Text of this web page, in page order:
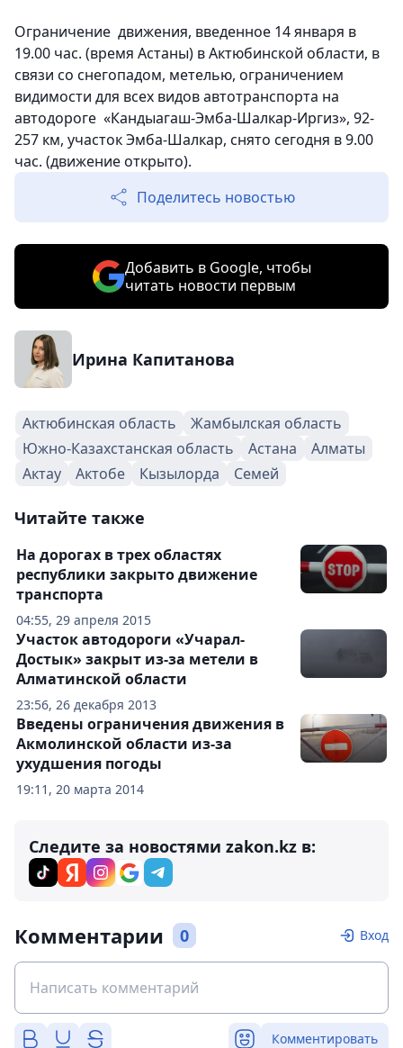
Ограничение движения, введенное 14 января в
19.00 час. (время Астаны) в Актюбинской области, в
связи со снегопадом, метелью, ограничением
видимости для всех видов автотранспорта на
автодороге «Кандыагаш-Эмба-Шалкар-Иргиз», 92-
257 км, участок Эмба-Шалкар, снято сегодня в 9.00
час. (движение открыто).
Поделитесь новостью
Добавить в Google, чтобы
читать новости первым
Ирина Капитанова
Актюбинская область
Жамбылская область
Южно-Казахстанская область
Астана
Алматы
Актау
Актобе Кызылорда Семей
Читайте также
04:55, 29 апреля 2015
На дорогах в трех областях
республики закрыто движение
транспорта
23:56, 26 декабря 2013
Участок автодороги «Учарал-
Достык» закрыт из-за метели в
Алматинской области
19:11, 20 марта 2014
Введены ограничения движения в
Акмолинской области из-за
ухудшения погоды
Следите за новостями zakon.kz в:
Комментарии 0 Вход
Комментировать